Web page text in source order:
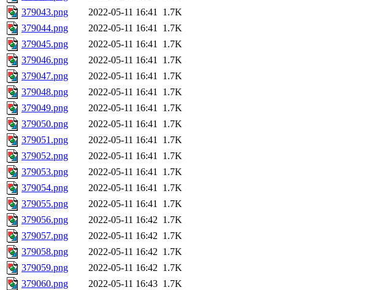
379043.png
2022-05-11 16:41 1.7K
379044.png
2022-05-11 16:41 1.7K
379045.png
2022-05-11 16:41 1.7K
379046.png
2022-05-11 16:41 1.7K
379047.png
2022-05-11 16:41 1.7K
379048.png
2022-05-11 16:41 1.7K
379049.png
2022-05-11 16:41 1.7K
379050.png
2022-05-11 16:41 1.7K
379051.png
2022-05-11 16:41 1.7K
379052.png
2022-05-11 16:41 1.7K
379053.png
2022-05-11 16:41 1.7K
379054.png
2022-05-11 16:41 1.7K
379055.png
2022-05-11 16:41 1.7K
379056.png
2022-05-11 16:42 1.7K
379057.png
2022-05-11 16:42 1.7K
379058.png
2022-05-11 16:42 1.7K
379059.png
2022-05-11 16:42 1.7K
379060.png
2022-05-11 16:43 1.7K